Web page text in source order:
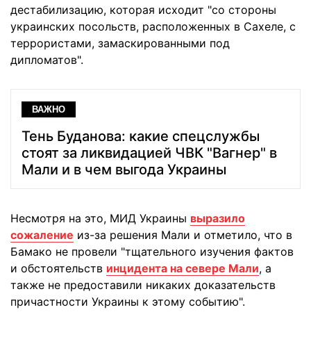
дестабилизацию, которая исходит "со стороны
украинских посольств, расположенных в Сахеле, с
террористами, замаскированными под
дипломатов".
ВАЖНО
Тень Буданова: какие спецслужбы
стоят за ликвидацией ЧВК "Вагнер" в
Мали и в чем выгода Украины
Несмотря на это, МИД Украины выразило
сожаление из-за решения Мали и отметило, что в
Бамако не провели "тщательного изучения фактов
и обстоятельств инцидента на севере Мали, а
также не предоставили никаких доказательств
причастности Украины к этому событию".